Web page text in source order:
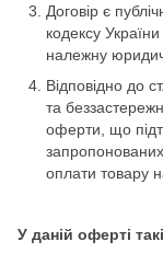
Договір є
кодексу
належну
Відповідно до
та
оферти, що
оплати товару
У даній оферті